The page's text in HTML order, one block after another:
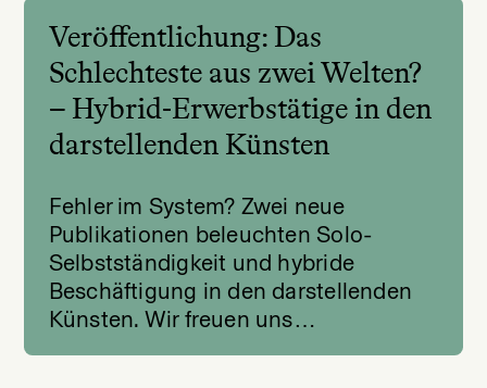
Veröffentlichung: Das
Schlechteste aus zwei Welten?
– Hybrid-Erwerbstätige in den
darstellenden Künsten
Fehler im System? Zwei neue
Publikationen beleuchten Solo-
Selbstständigkeit und hybride
Beschäftigung in den darstellenden
Künsten. Wir freuen uns…